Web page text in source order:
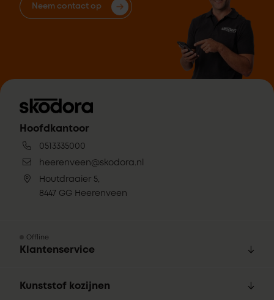
Neem contact op
Hoofdkantoor
0513335000
heerenveen@skodora.nl
Houtdraaier 5,
8447 GG Heerenveen
Offline
Klantenservice
Kunststof kozijnen